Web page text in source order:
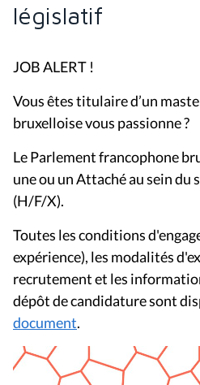
législatif
JOB ALERT !
Vous êtes titulaire d’un
bruxelloise vous passionne ?
Le Parlement francophone
une ou un Attaché au sein du
(H/F/X).
Toutes les conditions
expérience), les modalités
recrutement et les
dépôt de candidature sont
document.